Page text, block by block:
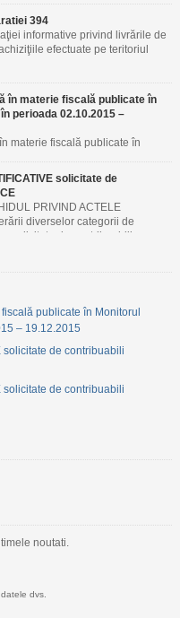
394
informative privind livrările de
efectuate pe teritoriul
în materie fiscală publicate în
perioada 02.10.2015 –
materie fiscală publicate în
solicitate de
PRIVIND ACTELE
diverselor categorii de
solicitate de contribuabili
publicate în Monitorul
– 19.12.2015
solicitate de contribuabili
solicitate de contribuabili
noutati.
dvs.